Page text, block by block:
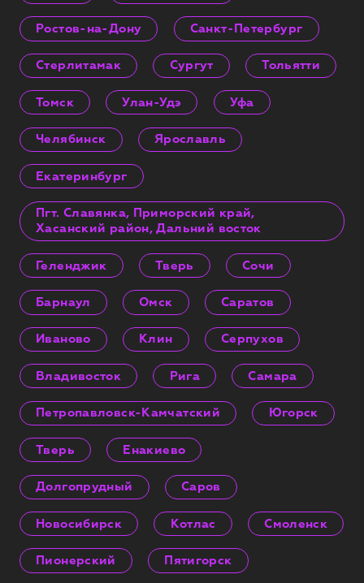
Ростов-на-Дону Санкт-Петербург
Стерлитамак Сургут Тольятти
Томск Улан-Удэ Уфа
Челябинск Ярославль
Екатеринбург
Пгт. Славянка, Приморский край,
Хасанский район, Дальний восток
Геленджик Тверь Сочи
Барнаул Омск Саратов
Иваново Клин Серпухов
Владивосток Рига Самара
Петропавловск-Камчатский Югорск
Тверь Енакиево
Долгопрудный Саров
Новосибирск Котлас Смоленск
Пионерский Пятигорск